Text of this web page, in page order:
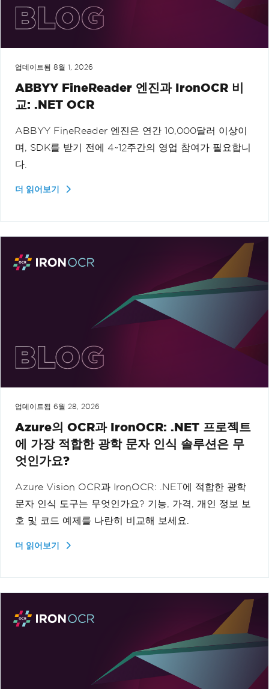
업데이트됨 8월 1, 2026
ABBYY FineReader 엔진과 IronOCR 비
교: .NET OCR
ABBYY FineReader 엔진은 연간 10,000달러 이상이
며, SDK를 받기 전에 4~12주간의 영업 참여가 필요합니
다.
더 읽어보기
업데이트됨 6월 28, 2026
Azure의 OCR과 IronOCR: .NET 프로젝트
에 가장 적합한 광학 문자 인식 솔루션은 무
엇인가요?
Azure Vision OCR과 IronOCR: .NET에 적합한 광학
문자 인식 도구는 무엇인가요? 기능, 가격, 개인 정보 보
호 및 코드 예제를 나란히 비교해 보세요.
더 읽어보기